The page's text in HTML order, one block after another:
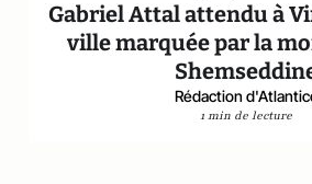
Gabriel Attal attendu à
ville marquée par la
Rédaction
1 min de lecture